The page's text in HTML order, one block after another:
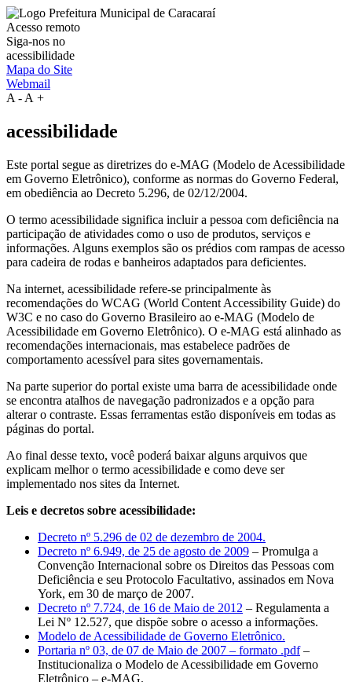
Acesso remoto
Siga-nos no
acessibilidade
Mapa do Site
Webmail
A - A +
acessibilidade
Este portal segue as diretrizes do e-MAG (Modelo de Acessibilidade
em Governo Eletrônico), conforme as normas do Governo Federal,
em obediência ao Decreto 5.296, de 02/12/2004.
O termo acessibilidade significa incluir a pessoa com deficiência na
participação de atividades como o uso de produtos, serviços e
informações. Alguns exemplos são os prédios com rampas de acesso
para cadeira de rodas e banheiros adaptados para deficientes.
Na internet, acessibilidade refere-se principalmente às
recomendações do WCAG (World Content Accessibility Guide) do
W3C e no caso do Governo Brasileiro ao e-MAG (Modelo de
Acessibilidade em Governo Eletrônico). O e-MAG está alinhado as
recomendações internacionais, mas estabelece padrões de
comportamento acessível para sites governamentais.
Na parte superior do portal existe uma barra de acessibilidade onde
se encontra atalhos de navegação padronizados e a opção para
alterar o contraste. Essas ferramentas estão disponíveis em todas as
páginas do portal.
Ao final desse texto, você poderá baixar alguns arquivos que
explicam melhor o termo acessibilidade e como deve ser
implementado nos sites da Internet.
Leis e decretos sobre acessibilidade:
Decreto nº 5.296 de 02 de dezembro de 2004.
Decreto nº 6.949, de 25 de agosto de 2009 – Promulga a
Convenção Internacional sobre os Direitos das Pessoas com
Deficiência e seu Protocolo Facultativo, assinados em Nova
York, em 30 de março de 2007.
Decreto nº 7.724, de 16 de Maio de 2012 – Regulamenta a
Lei Nº 12.527, que dispõe sobre o acesso a informações.
Modelo de Acessibilidade de Governo Eletrônico.
Portaria nº 03, de 07 de Maio de 2007 – formato .pdf–
Institucionaliza o Modelo de Acessibilidade em Governo
Eletrônico – e-MAG.